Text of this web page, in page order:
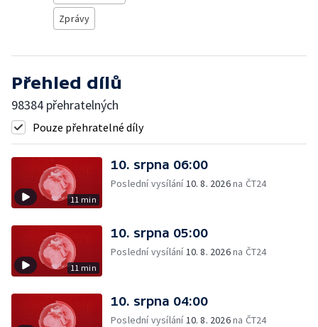
Zprávy
Přehled dílů
98384 přehratelných
Pouze přehratelné díly
11 min
10. srpna 06:00
Poslední vysílání10. 8. 2026na ČT24
11 min
10. srpna 05:00
Poslední vysílání10. 8. 2026na ČT24
10. srpna 04:00
Poslední vysílání10. 8. 2026na ČT24